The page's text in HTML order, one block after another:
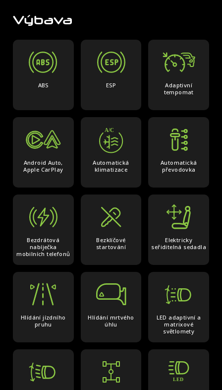
Výbava
ABS ESP
Adaptivní
tempomat
Android Auto,
Apple CarPlay
Automatická
klimatizace
Automatická
převodovka
Bezdrátová
nabíječka
mobilních telefonů
Bezklíčové
startování
Elektricky
seřiditelná sedadla
Hlídání jízdního
pruhu
Hlídání mrtvého
úhlu
LED adaptivní a
matrixové
světlomety
Odesláním souhlasím se
NAVRHNĚTE MI ÚVĚR
Odesláním souhlasím se
zpracováním osobních
údajů